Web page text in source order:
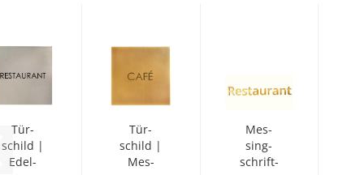
Tür­
schild |
Edel­
Tür­
schild |
Mes­
Mes­
sing­
schrift­